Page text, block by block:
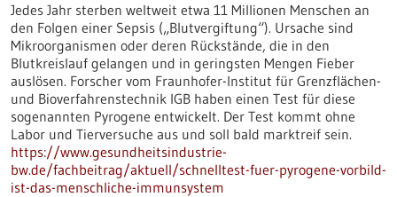
Jedes Jahr sterben weltweit etwa 11 Millionen Menschen an
den Folgen einer Sepsis („Blutvergiftung“). Ursache sind
Mikroorganismen oder deren Rückstände, die in den
Blutkreislauf gelangen und in geringsten Mengen Fieber
auslösen. Forscher vom Fraunhofer-Institut für Grenzflächen-
und Bioverfahrenstechnik IGB haben einen Test für diese
sogenannten Pyrogene entwickelt. Der Test kommt ohne
Labor und Tierversuche aus und soll bald marktreif sein.
https://www.gesundheitsindustrie-
bw.de/fachbeitrag/aktuell/schnelltest-fuer-pyrogene-vorbild-
ist-das-menschliche-immunsystem